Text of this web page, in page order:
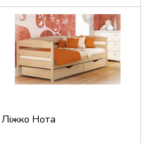
Ліжко Нота